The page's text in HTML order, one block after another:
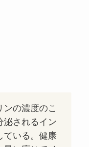
ンの濃度のこ
泌されるイン
ている。健康